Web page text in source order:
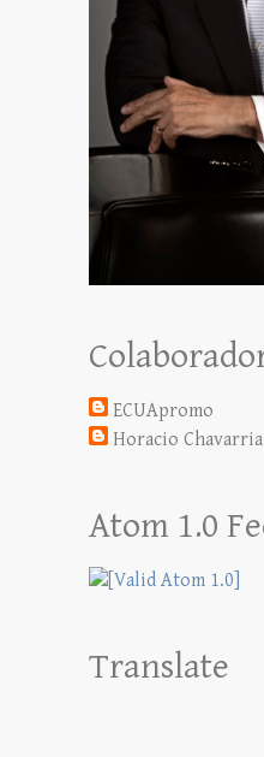
ECUApromo
Horacio Chavarria
Atom 1.0
Translate